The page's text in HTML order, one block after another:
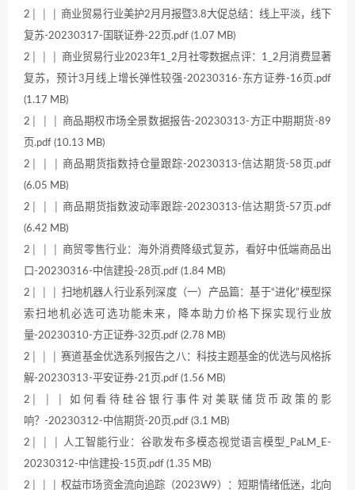
2│ │ │ 商业贸易行业美护2月月报暨3.8大促总结：线上平淡，线下
复苏-20230317-国联证券-22页.pdf (1.07 MB)
2│ │ │ 商业贸易行业2023年1_2月社零数据点评：1_2月消费显著
复苏，预计3月线上增长弹性较强-20230316-东方证券-16页.pdf
(1.17 MB)
2│ │ │ 商品期权市场全景数据报告-20230313-方正中期期货-89
页.pdf (10.13 MB)
2│ │ │ 商品期货指数持仓量跟踪-20230313-信达期货-58页.pdf
(6.05 MB)
2│ │ │ 商品期货指数波动率跟踪-20230313-信达期货-57页.pdf
(6.42 MB)
2│ │ │ 商贸零售行业：海外消费降级式复苏，看好中低端商品出
口-20230316-中信建投-28页.pdf (1.84 MB)
2│ │ │ 扫地机器人行业系列深度（一）产品篇：基于“进化”模型探
索扫地机必选可选功能未来，降本助力价格下探实现行业放
量-20230310-方正证券-32页.pdf (2.78 MB)
2│ │ │ 赛道基金优选系列报告之八：科技主题基金的优选与风格拆
解-20230313-平安证券-21页.pdf (1.56 MB)
2│ │ │ 如何看待硅谷银行事件对美联储货币政策的影
响？-20230312-中信期货-20页.pdf (3.1 MB)
2│ │ │ 人工智能行业：谷歌发布多模态视觉语言模型_PaLM_E-
20230312-中信建投-15页.pdf (1.35 MB)
2│ │ │ 权益市场资金流向追踪（2023W9）：短期情绪低迷，北向